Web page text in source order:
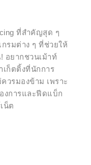
ที่สำคัญสุด ๆ
รมต่าง ๆ ที่ช่วยให้
อยากชวนเม้าท์
เก็ตติ้งที่นักการ
วรมองข้าม เพราะ
งการและฟีดแบ็ก
น็ต